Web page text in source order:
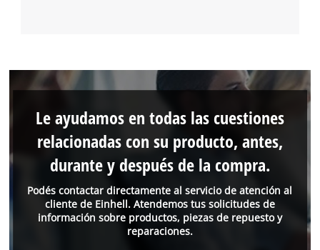
Podés contactar directamente al servicio de atención al
cliente de Einhell. Atendemos tus solicitudes de
información sobre productos, piezas de repuesto y
reparaciones.
Le ayudamos en todas las cuestiones
relacionadas con su producto, antes,
durante y después de la compra.